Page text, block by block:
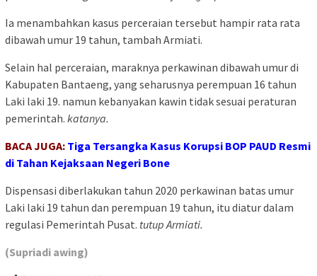
Ia menambahkan kasus perceraian tersebut hampir rata rata
dibawah umur 19 tahun, tambah Armiati.
Selain hal perceraian, maraknya perkawinan dibawah umur di
Kabupaten Bantaeng, yang seharusnya perempuan 16 tahun
Laki laki 19. namun kebanyakan kawin tidak sesuai peraturan
pemerintah. katanya.
BACA JUGA: Tiga Tersangka Kasus Korupsi BOP PAUD Resmi
di Tahan Kejaksaan Negeri Bone
Dispensasi diberlakukan tahun 2020 perkawinan batas umur
Laki laki 19 tahun dan perempuan 19 tahun, itu diatur dalam
regulasi Pemerintah Pusat. tutup Armiati.
(Supriadi awing)